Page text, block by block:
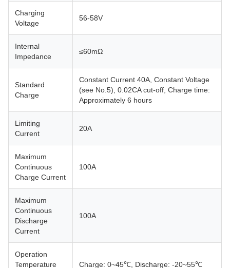
Charging
Voltage
56-58V
Internal
Impedance
≤60mΩ
Standard
Charge
Constant Current 40A, Constant Voltage
(see No.5), 0.02CA cut-off, Charge time:
Approximately 6 hours
Limiting
Current
20A
Maximum
Continuous
Charge Current
100A
Maximum
Continuous
Discharge
Current
100A
Operation
Temperature
Charge: 0~45℃, Discharge: -20~55℃